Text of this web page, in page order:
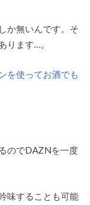
か無いんです。そ
ります…。
を使ってお酒でも
のでDAZNを一度
味することも可能